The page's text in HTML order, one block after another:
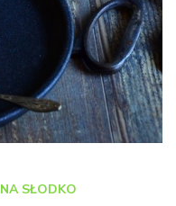
NA SŁODKO